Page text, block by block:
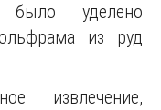
уделено
из руд
извлечение,